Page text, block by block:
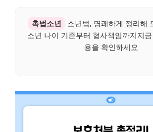
촉법소년
소년법, 명쾌하게 정리해
소년 나이 기준부터 형사책임까지지
용을 확인하세요